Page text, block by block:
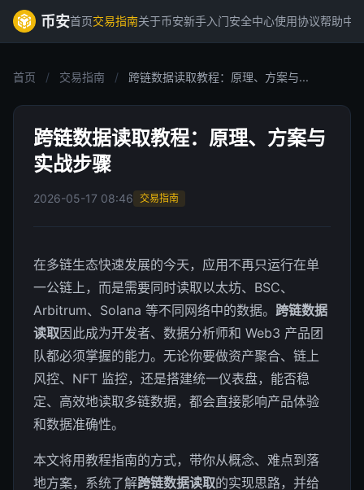
币安首页交易指南关于币安新手入门安全中心使用协议帮助中
首页 / 交易指南 / 跨链数据读取教程：原理、方案与...
跨链数据读取教程：原理、方案与
实战步骤
2026-05-17 08:46 交易指南
在多链生态快速发展的今天，应用不再只运行在单
一公链上，而是需要同时读取以太坊、BSC、
Arbitrum、Solana 等不同网络中的数据。 跨链数据
读取因此成为开发者、数据分析师和 Web3 产品团
队都必须掌握的能力。无论你要做资产聚合、链上
风控、NFT 监控，还是搭建统一仪表盘，能否稳
定、高效地读取多链数据，都会直接影响产品体验
和数据准确性。
本文将用教程指南的方式，带你从概念、难点到落
地方案，系统了解跨链数据读取的实现思路，并给